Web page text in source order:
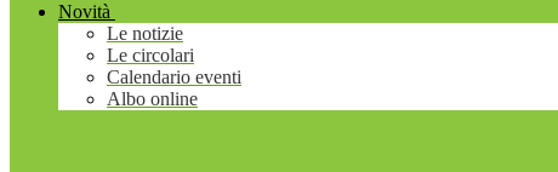
Novità
Le notizie
Le circolari
Calendario eventi
Albo online